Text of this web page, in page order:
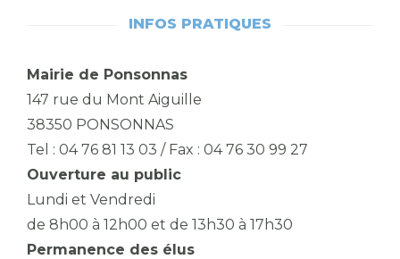
INFOS PRATIQUES
Mairie de Ponsonnas
147 rue du Mont Aiguille
38350 PONSONNAS
Tel : 04 76 81 13 03 / Fax : 04 76 30 99 27
Ouverture au public
Lundi et Vendredi
de 8h00 à 12h00 et de 13h30 à 17h30
Permanence des élus